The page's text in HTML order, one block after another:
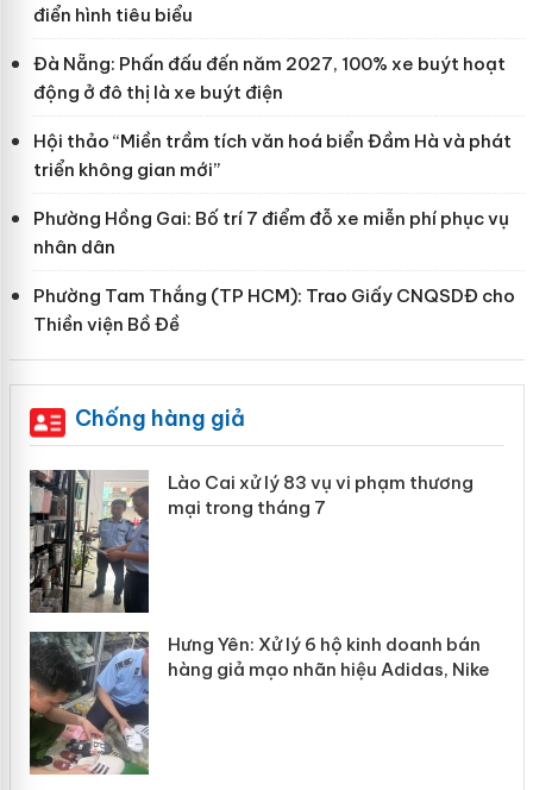
điển hình tiêu biểu
Đà Nẵng: Phấn đấu đến năm 2027, 100% xe buýt hoạt
động ở đô thị là xe buýt điện
Hội thảo “Miền trầm tích văn hoá biển Đầm Hà và phát
triển không gian mới”
Phường Hồng Gai: Bố trí 7 điểm đỗ xe miễn phí phục vụ
nhân dân
Phường Tam Thắng (TP HCM): Trao Giấy CNQSDĐ cho
Thiền viện Bồ Đề
Chống hàng giả
Lào Cai xử lý 83 vụ vi phạm thương
mại trong tháng 7
Hưng Yên: Xử lý 6 hộ kinh doanh bán
hàng giả mạo nhãn hiệu Adidas, Nike